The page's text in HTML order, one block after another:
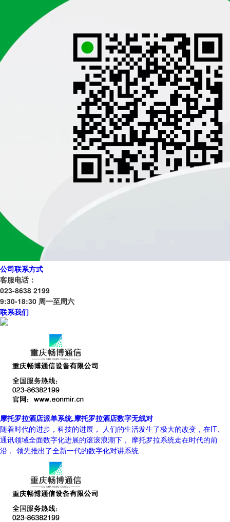
公司联系方式
客服电话：
023-8638 2199
9:30-18:30 周一至周六
联系我们
摩托罗拉酒店派单系统,摩托罗拉酒店数字无线对
随着时代的进步，科技的进展， 人们的生活发生了极大的改变，在IT、
通讯领域全面数字化进展的滚滚浪潮下， 摩托罗拉系统走在时代的前
沿， 领先推出了全新一代的数字化对讲系统